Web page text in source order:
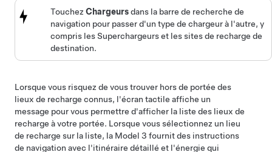
TouchezChargeursdans la barre de recherche de
navigation pour passer d'un type de chargeur à l'autre, y
compris les Superchargeurs et les sites de recharge de
destination.
Lorsque vous risquez de vous trouver hors de portée des
lieux de recharge connus, l'écran tactile affiche un
message pour vous permettre d'afficher la liste des lieux de
recharge à votre portée. Lorsque vous sélectionnez un lieu
de recharge sur la liste, la Model 3 fournit des instructions
de navigation avec l'itinéraire détaillé et l'énergie qui